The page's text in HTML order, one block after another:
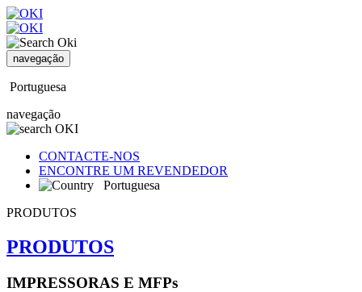
navegação
Portuguesa
navegação
CONTACTE-NOS
ENCONTRE UM REVENDEDOR
Portuguesa
PRODUTOS
PRODUTOS
IMPRESSORAS E MFPs